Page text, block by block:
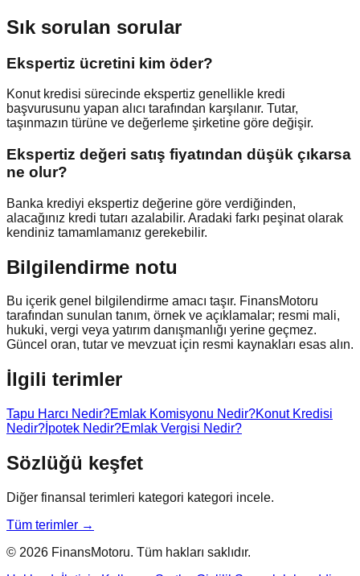
Sık sorulan sorular
Ekspertiz ücretini kim öder?
Konut kredisi sürecinde ekspertiz genellikle kredi
başvurusunu yapan alıcı tarafından karşılanır. Tutar,
taşınmazın türüne ve değerleme şirketine göre değişir.
Ekspertiz değeri satış fiyatından düşük çıkarsa
ne olur?
Banka krediyi ekspertiz değerine göre verdiğinden,
alacağınız kredi tutarı azalabilir. Aradaki farkı peşinat olarak
kendiniz tamamlamanız gerekebilir.
Bilgilendirme notu
Bu içerik genel bilgilendirme amacı taşır. FinansMotoru
tarafından sunulan tanım, örnek ve açıklamalar; resmi mali,
hukuki, vergi veya yatırım danışmanlığı yerine geçmez.
Güncel oran, tutar ve mevzuat için resmi kaynakları esas alın.
İlgili terimler
Tapu Harcı Nedir?Emlak Komisyonu Nedir?Konut Kredisi
Nedir? İpotek Nedir?Emlak Vergisi Nedir?
Sözlüğü keşfet
Diğer finansal terimleri kategori kategori incele.
Tüm terimler →
© 2026 FinansMotoru. Tüm hakları saklıdır.